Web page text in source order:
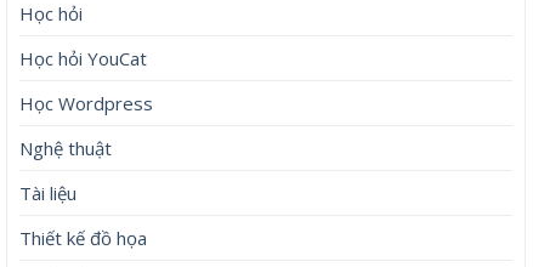
Học hỏi
Học hỏi YouCat
Học Wordpress
Nghệ thuật
Tài liệu
Thiết kế đồ họa